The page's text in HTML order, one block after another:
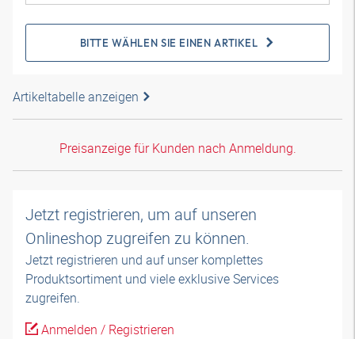
BITTE WÄHLEN SIE EINEN ARTIKEL
Artikeltabelle anzeigen
Preisanzeige für Kunden nach Anmeldung.
Jetzt registrieren, um auf unseren
Onlineshop zugreifen zu können.
Jetzt registrieren und auf unser komplettes
Produktsortiment und viele exklusive Services
zugreifen.
Anmelden / Registrieren